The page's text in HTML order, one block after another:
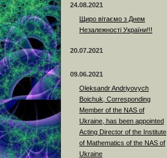
24.08.2021
Щиро вітаємо з Днем
Незалежності України!!!
20.07.2021
09.06.2021
Oleksandr Andriyovych
Boichuk, Corresponding
Member of the NAS of
Ukraine, has been appointed
Acting Director of the Institute
of Mathematics of the NAS of
Ukraine